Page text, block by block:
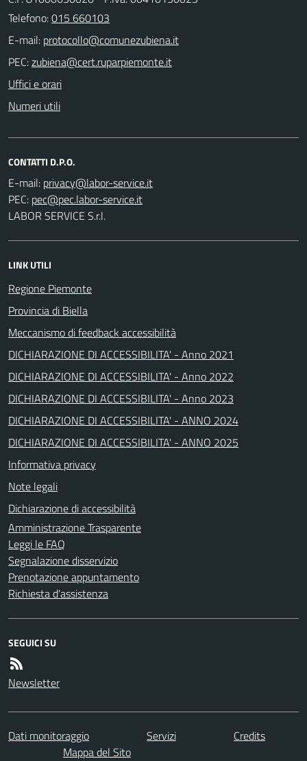
Telefono:015 660103
E-mail:
PEC:
Uffici e orari
Numeri utili
CONTATTI D.P.O.
E-mail:
PEC:
LABOR SERVICE S.r.l.
LINK UTILI
Regione Piemonte
Provincia di Biella
Meccanismo di feedback accessibilità
DICHIARAZIONE DI ACCESSIBILITA' - Anno 2021
DICHIARAZIONE DI ACCESSIBILITA' - Anno 2022
DICHIARAZIONE DI ACCESSIBILITA' - Anno 2023
DICHIARAZIONE DI ACCESSIBILITA' - ANNO 2024
DICHIARAZIONE DI ACCESSIBILITA' - ANNO 2025
Informativa privacy
Note legali
Dichiarazione di accessibilità
Amministrazione Trasparente
Leggi le FAQ
Segnalazione disservizio
Prenotazione appuntamento
Richiesta d'assistenza
SEGUICI SU
Newsletter
Dati monitoraggio Servizi
Credits
Mappa del Sito